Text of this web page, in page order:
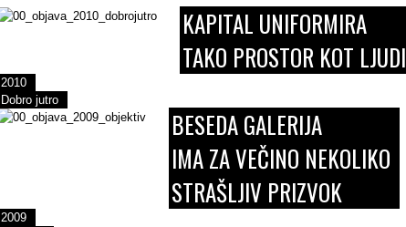
KAPITAL UNIFORMIRA
TAKO PROSTOR KOT LJUDI
2010
Dobro jutro
BESEDA GALERIJA
IMA ZA VEČINO NEKOLIKO
STRAŠLJIV PRIZVOK
2009